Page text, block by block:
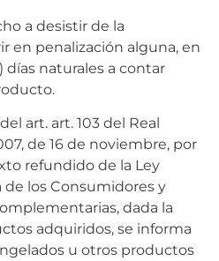
a desistir de la
en penalización alguna, en
días naturales a contar
art. art. 103 del Real
de 16 de noviembre, por
refundido de la Ley
de los Consumidores y
dada la
adquiridos, se informa
u otros productos